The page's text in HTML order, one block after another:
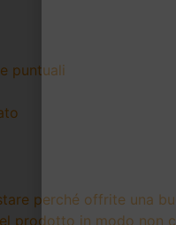
puntuali
perché offrite una
prodotto in modo non